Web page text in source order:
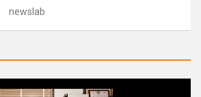
newslab